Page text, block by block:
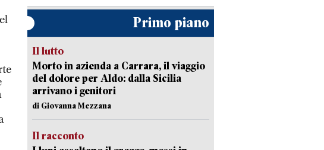
Primo piano
Il lutto
Morto in azienda a Carrara, il viaggio
del dolore per Aldo: dalla Sicilia
arrivano i genitori
di Giovanna Mezzana
Il racconto